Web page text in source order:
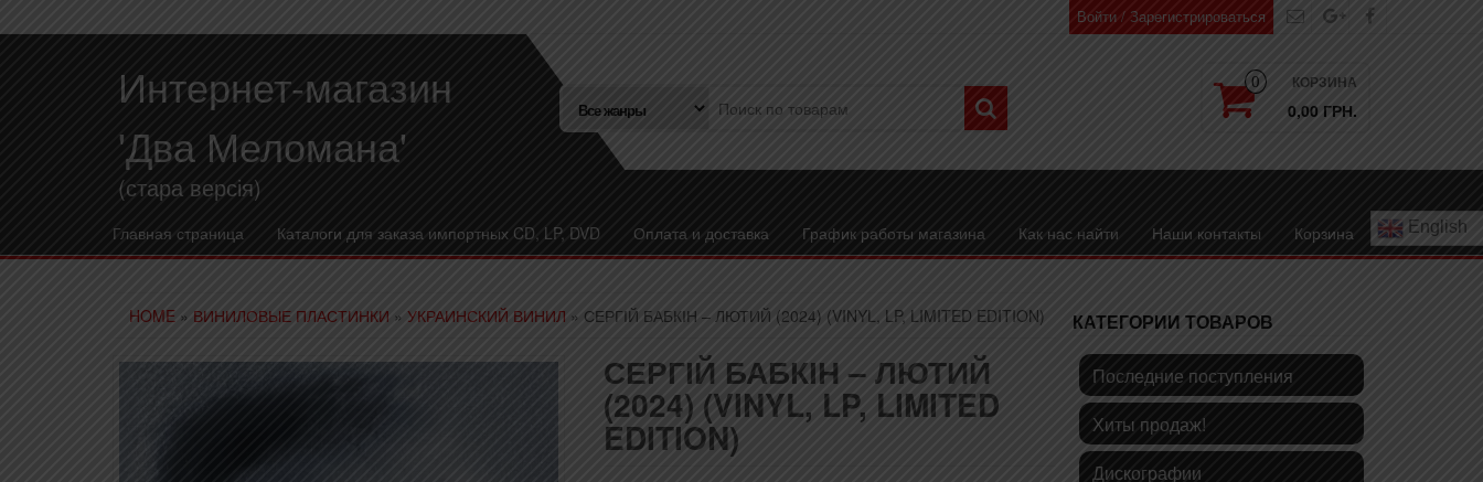
Войти / Зарегистрироваться
Интернет-магазин
'Два Меломана'
(стара версія)
0 КОРЗИНА
0,00 ГРН.
Главная страница Каталоги для заказа импортных CD, LP, DVD Оплата и доставка График работы магазина Как нас найти Наши контакты Корзина English
HOME » ВИНИЛОВЫЕ ПЛАСТИНКИ » УКРАИНСКИЙ ВИНИЛ » СЕРГІЙ БАБКІН – ЛЮТИЙ (2024) (VINYL, LP, LIMITED EDITION)
СЕРГІЙ БАБКІН – ЛЮТИЙ
(2024) (VINYL, LP, LIMITED
EDITION)
КАТЕГОРИИ ТОВАРОВ
Последние поступления
Хиты продаж!
Дискографии